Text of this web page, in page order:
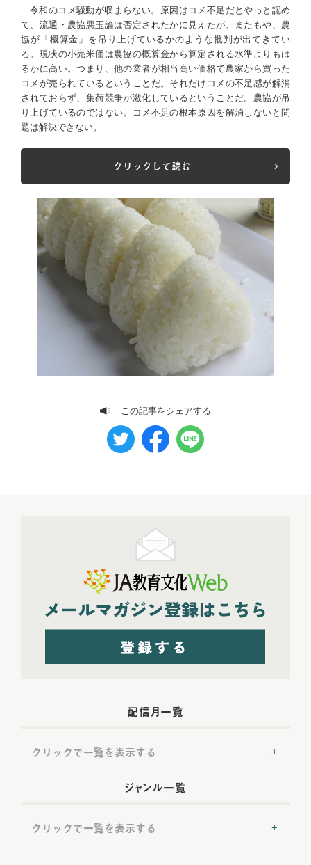
令和のコメ騒動が収まらない。原因はコメ不足だとやっと認め
て、流通・農協悪玉論は否定されたかに見えたが、またもや、農
協が「概算金」を吊り上げているかのような批判が出てきてい
る。現状の小売米価は農協の概算金から算定される水準よりもは
るかに高い。つまり、他の業者が相当高い価格で農家から買った
コメが売られているということだ。それだけコメの不足感が解消
されておらず、集荷競争が激化しているということだ。農協が吊
り上げているのではない。コメ不足の根本原因を解消しないと問
題は解決できない。
クリックして読む
この記事をシェアする
配信月一覧
クリックで一覧を表示する
2022年7月配信 (8)
ジャンル一覧
クリックで一覧を表示する